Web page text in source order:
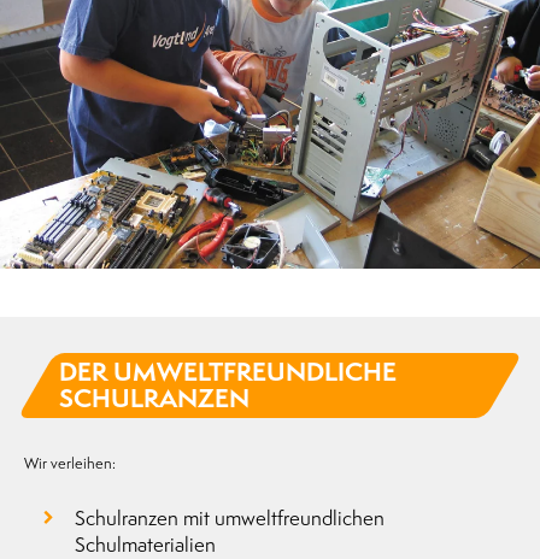
DER UMWELTFREUNDLICHE
SCHULRANZEN
Wir verleihen:
Schulranzen mit umweltfreundlichen
Schulmaterialien